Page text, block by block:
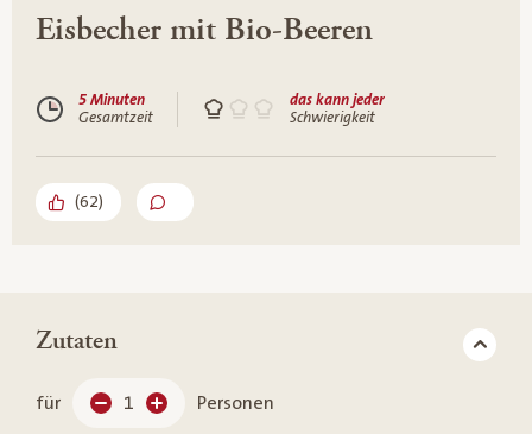
Eisbecher mit Bio-Beeren
5 Minuten
Gesamtzeit
das kann jeder
Schwierigkeit
(62)
Zutaten
für 1 Personen